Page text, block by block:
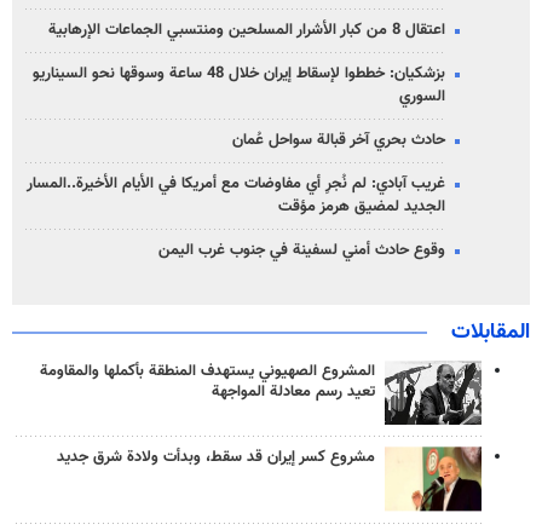
اعتقال 8 من كبار الأشرار المسلحين ومنتسبي الجماعات الإرهابية
بزشكيان: خططوا لإسقاط إيران خلال 48 ساعة وسوقها نحو السيناريو
السوري
حادث بحري آخر قبالة سواحل عُمان
غريب آبادي: لم نُجرِ أي مفاوضات مع أمريكا في الأيام الأخيرة..المسار
الجديد لمضيق هرمز مؤقت
وقوع حادث أمني لسفينة في جنوب غرب اليمن
المقابلات
المشروع الصهيوني يستهدف المنطقة بأكملها والمقاومة
تعيد رسم معادلة المواجهة
مشروع كسر إيران قد سقط، وبدأت ولادة شرق جديد